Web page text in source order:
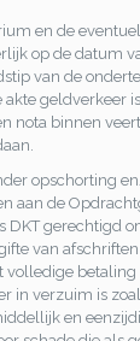
en de
op de datum
van de
akte geldverkeer
nota binnen
opschorting
aan de
DKT gerechtigd
van
volledige betaling
in verzuim is
en